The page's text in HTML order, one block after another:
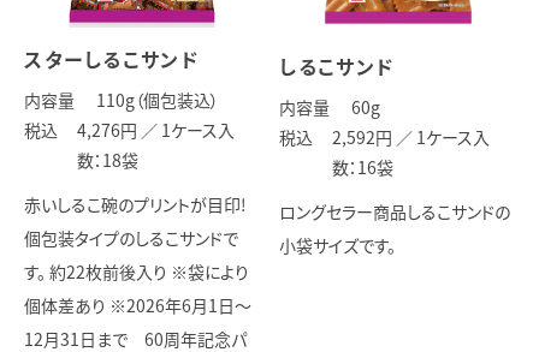
スターしるこサンド
内容量 110g（個包装込）
税込
4,276円 ／ 1ケース入
数：18袋
赤いしるこ碗のプリントが目印!
個包装タイプのしるこサンドで
す。 約22枚前後入り ※袋により
個体差あり ※2026年6月1日～
12月31日まで 60周年記念パ
しるこサンド
内容量 60g
税込
2,592円 ／ 1ケース入
数：16袋
ロングセラー商品しるこサンドの
小袋サイズです。